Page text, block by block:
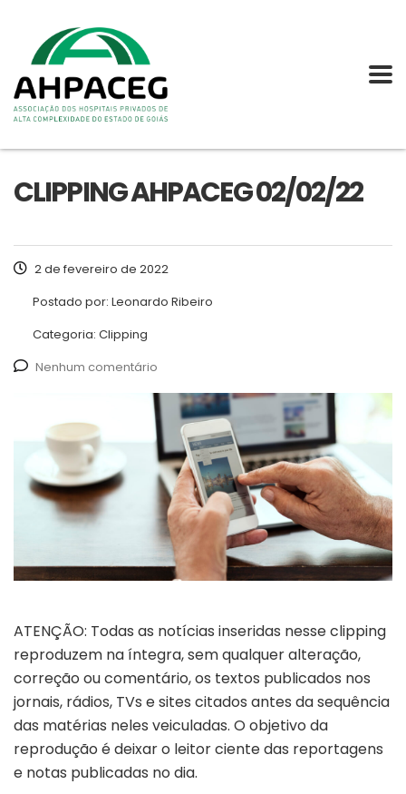
CLIPPING AHPACEG 02/02/22
2 de fevereiro de 2022
Postado por: Leonardo Ribeiro
Categoria: Clipping
Nenhum comentário
ATENÇÃO: Todas as notícias inseridas nesse clipping
reproduzem na íntegra, sem qualquer alteração,
correção ou comentário, os textos publicados nos
jornais, rádios, TVs e sites citados antes da sequência
das matérias neles veiculadas. O objetivo da
reprodução é deixar o leitor ciente das reportagens
e notas publicadas no dia.